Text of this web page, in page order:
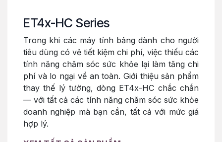
ET4x-HC Series
Trong khi các máy tính bảng dành cho người
tiêu dùng có vẻ tiết kiệm chi phí, việc thiếu các
tính năng chăm sóc sức khỏe lại làm tăng chi
phí và lo ngại về an toàn. Giới thiệu sản phẩm
thay thế lý tưởng, dòng ET4x-HC chắc chắn
— với tất cả các tính năng chăm sóc sức khỏe
doanh nghiệp mà bạn cần, tất cả với mức giá
hợp lý.